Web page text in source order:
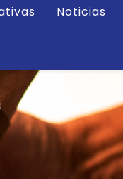
Noticias